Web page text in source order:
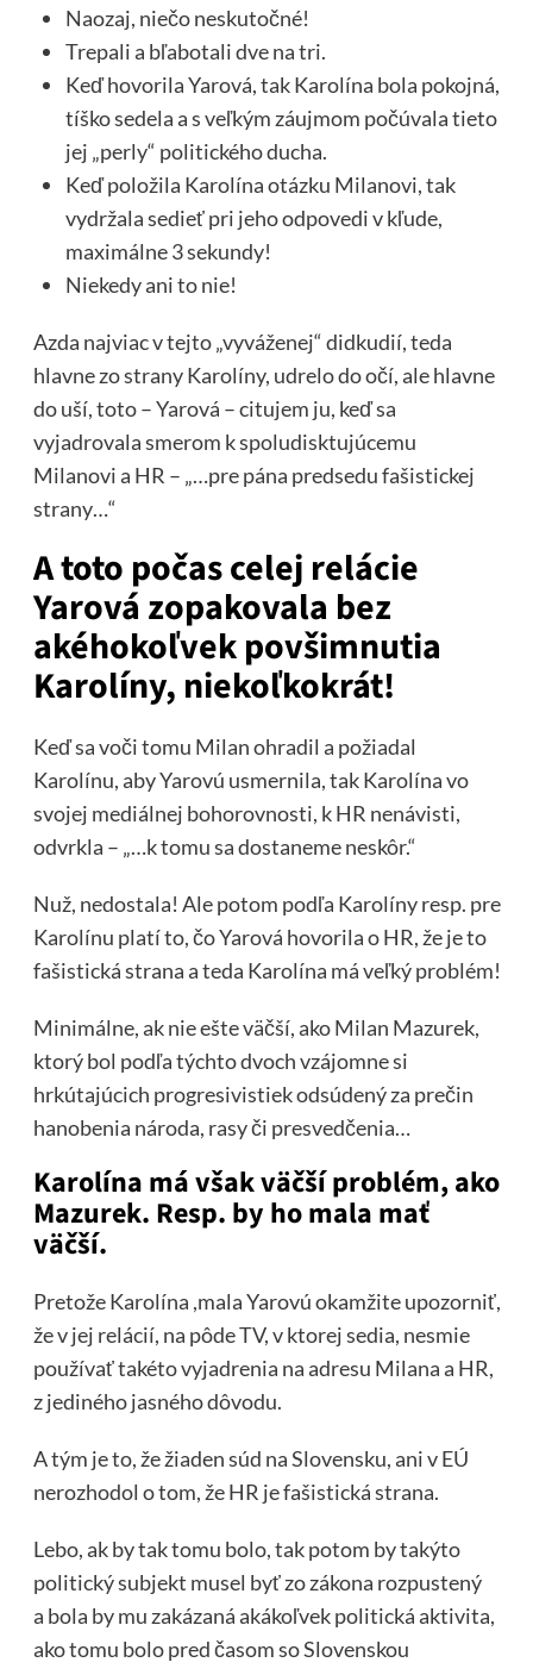
Naozaj, niečo neskutočné!
Trepali a bľabotali dve na tri.
Keď hovorila Yarová, tak Karolína bola pokojná,
tíško sedela a s veľkým záujmom počúvala tieto
jej „perly“ politického ducha.
Keď položila Karolína otázku Milanovi, tak
vydržala sedieť pri jeho odpovedi v kľude,
maximálne 3 sekundy!
Niekedy ani to nie!
Azda najviac v tejto „vyváženej“ didkudií, teda
hlavne zo strany Karolíny, udrelo do očí, ale hlavne
do uší, toto – Yarová – citujem ju, keď sa
vyjadrovala smerom k spoludisktujúcemu
Milanovi a HR – „…pre pána predsedu fašistickej
strany…“
A toto počas celej relácie
Yarová zopakovala bez
akéhokoľvek povšimnutia
Karolíny, niekoľkokrát!
Keď sa voči tomu Milan ohradil a požiadal
Karolínu, aby Yarovú usmernila, tak Karolína vo
svojej mediálnej bohorovnosti, k HR nenávisti,
odvrkla – „…k tomu sa dostaneme neskôr.“
Nuž, nedostala! Ale potom podľa Karolíny resp. pre
Karolínu platí to, čo Yarová hovorila o HR, že je to
fašistická strana a teda Karolína má veľký problém!
Minimálne, ak nie ešte väčší, ako Milan Mazurek,
ktorý bol podľa týchto dvoch vzájomne si
hrkútajúcich progresivistiek odsúdený za prečin
hanobenia národa, rasy či presvedčenia…
Karolína má však väčší problém, ako
Mazurek. Resp. by ho mala mať
väčší.
Pretože Karolína ,mala Yarovú okamžite upozorniť,
že v jej relácií, na pôde TV, v ktorej sedia, nesmie
používať takéto vyjadrenia na adresu Milana a HR,
z jediného jasného dôvodu.
A tým je to, že žiaden súd na Slovensku, ani v EÚ
nerozhodol o tom, že HR je fašistická strana.
Lebo, ak by tak tomu bolo, tak potom by takýto
politický subjekt musel byť zo zákona rozpustený
a bola by mu zakázaná akákoľvek politická aktivita,
ako tomu bolo pred časom so Slovenskou